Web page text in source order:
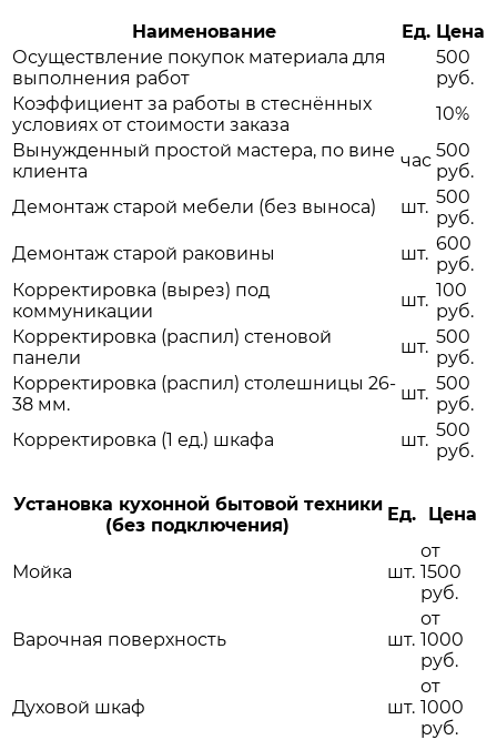
Наименование Ед. Цена
Осуществление покупок материала для
выполнения работ
500
руб.
Коэффициент за работы в стеснённых
условиях от стоимости заказа
10%
Вынужденный простой мастера, по вине
клиента
час 500
руб.
Демонтаж старой мебели (без выноса)
шт. 500
руб.
Демонтаж старой раковины
шт. 600
руб.
Корректировка (вырез) под
коммуникации
шт. 100
руб.
Корректировка (распил) стеновой
панели
шт. 500
руб.
Корректировка (распил) столешницы 26-
38 мм.
шт. 500
руб.
Корректировка (1 ед.) шкафа
шт. 500
руб.
Установка кухонной бытовой техники
(без подключения)
Ед. Цена
Мойка шт.
от
1500
руб.
Варочная поверхность шт.
от
1000
руб.
Духовой шкаф шт.
от
1000
руб.